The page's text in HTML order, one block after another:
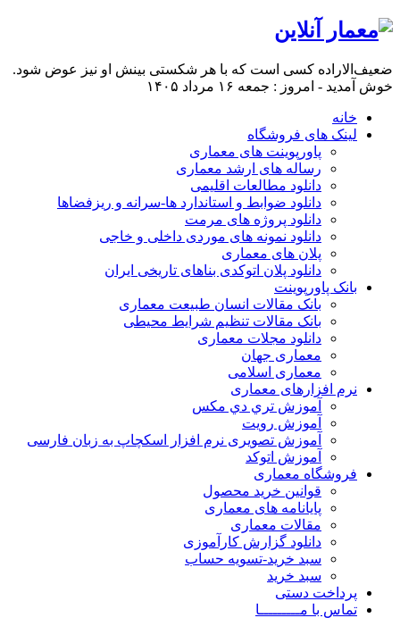
ضعیف‌الاراده کسی است که با هر شکستی بینش او نیز عوض شود.
خوش آمدید - امروز : جمعه ۱۶ مرداد ۱۴۰۵
خانه
لینک های فروشگاه
پاورپوینت های معماری
رساله های ارشد معماری
دانلود مطالعات اقلیمی
دانلود ضوابط و استاندارد ها-سرانه و ریزفضاها
دانلود پروژه های مرمت
دانلود نمونه های موردی داخلی و خاجی
پلان های معماری
دانلود پلان اتوکدی بناهای تاریخی ایران
بانک پاورپوینت
بانک مقالات انسان طبیعت معماری
بانک مقالات تنظیم شرایط محیطی
دانلود مجلات معماری
معماری جهان
معماری اسلامی
نرم افزارهای معماری
آﻣﻮزش ﺗﺮي دي ﻣﮑﺲ
آموزش رویت
آموزش تصویری نرم افزار اسکچاپ به زبان فارسی
آموزش اتوکد
فروشگاه معماری
قوانین خرید محصول
پایانامه های معماری
مقالات معماری
دانلود گزارش کارآموزی
سبد خرید-تسویه حساب
سبد خرید
پرداخت دستی
تماس با مـــــــــا